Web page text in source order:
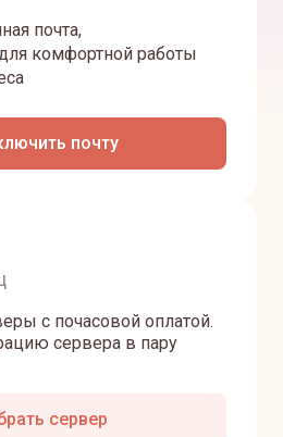
почта,
комфортной работы
почту
с почасовой оплатой.
сервера в пару
сервер